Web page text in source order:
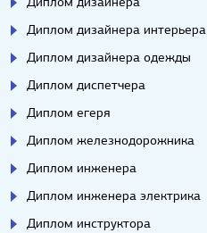
Диплом дизайнера интерьера
Диплом дизайнера одежды
Диплом диспетчера
Диплом егеря
Диплом железнодорожника
Диплом инженера
Диплом инженера электрика
Диплом инструктора